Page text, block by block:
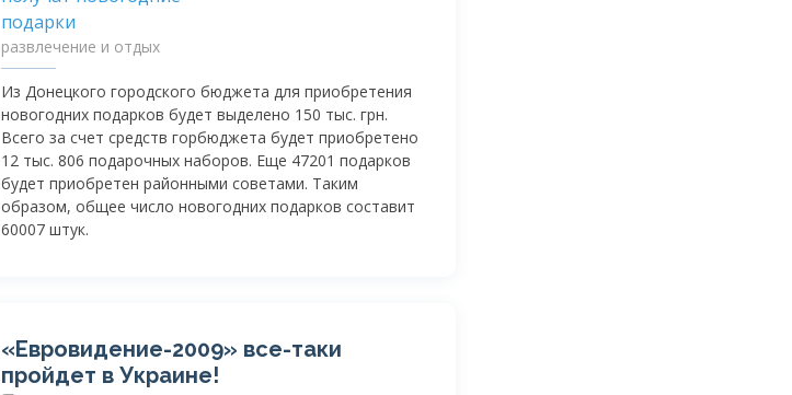
развлечение и отдых
Из Донецкого городского бюджета для приобретения
новогодних подарков будет выделено 150 тыс. грн.
Всего за счет средств горбюджета будет приобретено
12 тыс. 806 подарочных наборов. Еще 47201 подарков
будет приобретен районными советами. Таким
образом, общее число новогодних подарков составит
60007 штук.
«Евровидение-2009» все-таки
пройдет в Украине!